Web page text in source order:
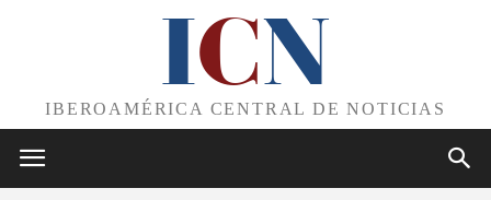
ICN
IBEROAMÉRICA CENTRAL DE NOTICIAS